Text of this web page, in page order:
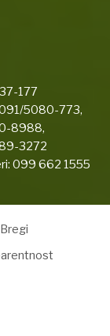
177
5080-773,
8988,
3272
099 662 1555